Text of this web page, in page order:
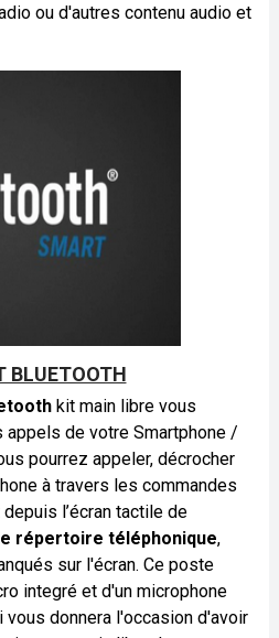
ou d'autres contenu audio et
BLUETOOTH
kit main libre vous
de votre Smartphone /
pourrez appeler, décrocher
à travers les commandes
l’écran tactile de
répertoire téléphonique,
sur l'écran. Ce poste
integré et d'un microphone
vous donnera l'occasion d'avoir